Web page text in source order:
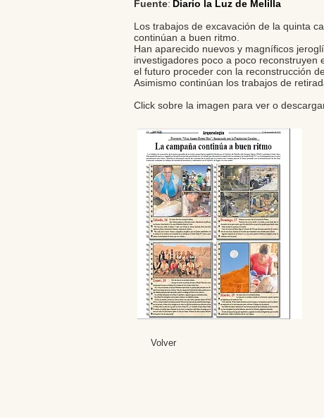
Fuente:
Los trabajos de excavación de la quinta
continúan a buen ritmo.
Han aparecido nuevos y magníficos
investigadores poco a poco reconstruyen
el futuro proceder con la reconstrucción
Asimismo continúan los trabajos de
Click sobre la imagen para ver o
Diario la Luz de Melilla
Volver